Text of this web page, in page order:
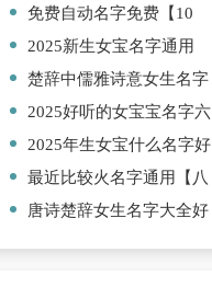
么好精选【九篇】
免费自动名字免费【10
篇】2025新生女宝名字通用
【八篇】
楚辞中儒雅诗意女生名字
精选合集【六篇】
2025好听的女宝宝名字六
篇
2025年生女宝什么名字好
听常用【4篇】
最近比较火名字通用【八
篇】唐诗楚辞女生名字大全好